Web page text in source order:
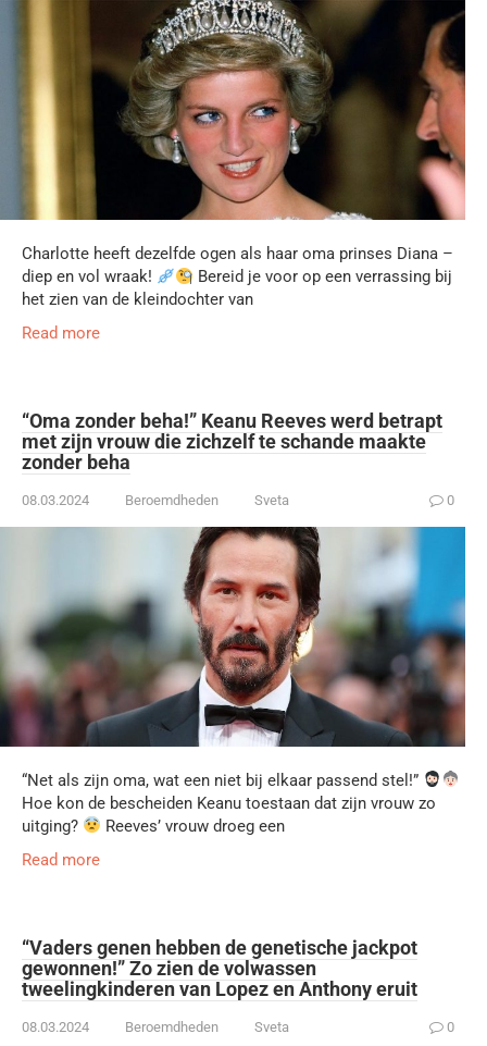
Charlotte heeft dezelfde ogen als haar oma prinses Diana –
diep en vol wraak!
Bereid je voor op een verrassing bij
het zien van de kleindochter van
Read more
“Oma zonder beha!” Keanu Reeves werd betrapt
met zijn vrouw die zichzelf te schande maakte
zonder beha
08.03.2024 Beroemdheden Sveta 0
“Net als zijn oma, wat een niet bij elkaar passend stel!”
Hoe kon de bescheiden Keanu toestaan dat zijn vrouw zo
uitging?
Reeves’ vrouw droeg een
Read more
“Vaders genen hebben de genetische jackpot
gewonnen!” Zo zien de volwassen
tweelingkinderen van Lopez en Anthony eruit
08.03.2024 Beroemdheden Sveta 0